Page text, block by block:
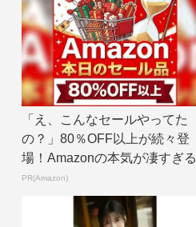
「え、こんなセールやってた
の？」80％OFF以上が続々登
場！Amazonの本気が凄すぎる
PR(Amazon)